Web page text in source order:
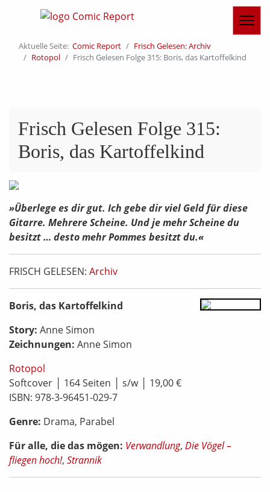
Aktuelle Seite: Comic Report
Frisch Gelesen: Archiv
Rotopol
Frisch Gelesen Folge 315: Boris, das Kartoffelkind
Frisch Gelesen Folge 315:
Boris, das Kartoffelkind
»Überlege es dir gut. Ich gebe dir viel Geld für diese
Gitarre. Mehrere Scheine. Und je mehr Scheine du
besitzt … desto mehr Pommes besitzt du.«
FRISCH GELESEN: Archiv
Boris, das Kartoffelkind
Story: Anne Simon
Zeichnungen: Anne Simon
Rotopol
Softcover │ 164 Seiten │ s/w │ 19,00 €
ISBN: 978-3-96451-029-7
Genre: Drama, Parabel
Für alle, die das mögen: Verwandlung, Die Vögel –
fliegen hoch!, Strannik